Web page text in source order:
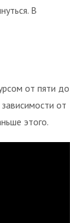
В
от пяти до
от
этого.